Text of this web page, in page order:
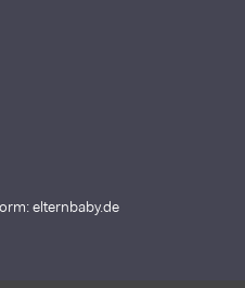
elternbaby.de